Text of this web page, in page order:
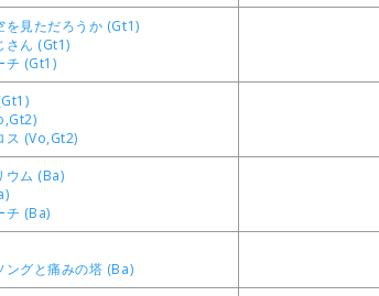
を見ただろうか (Gt1)
さん (Gt1)
チ (Gt1)
ス (Vo,Gt2)
ウム (Ba)
チ (Ba)
ングと痛みの塔 (Ba)